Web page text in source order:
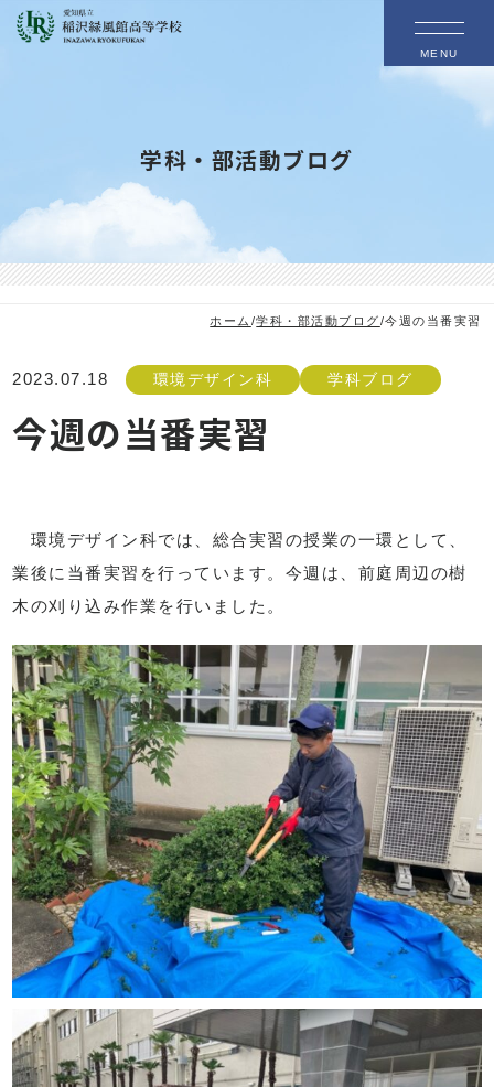
MENU
学科・部活動ブログ
ホーム /学科・部活動ブログ/今週の当番実習
2023.07.18 環境デザイン科 学科ブログ
今週の当番実習
環境デザイン科では、総合実習の授業の一環として、
業後に当番実習を行っています。今週は、前庭周辺の樹
木の刈り込み作業を行いました。